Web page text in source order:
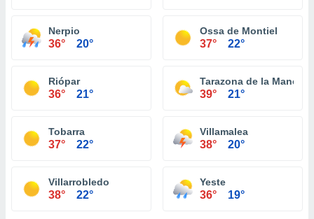
Nerpio
36° 20°
Ossa de Montiel
37° 22°
Riópar
36° 21°
Tarazona de la Mancha
39° 21°
Tobarra
37° 22°
Villamalea
38° 20°
Villarrobledo
38° 22°
Yeste
36° 19°